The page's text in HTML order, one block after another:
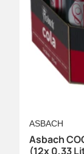
ASBACH
Asbach
(12x 0,33